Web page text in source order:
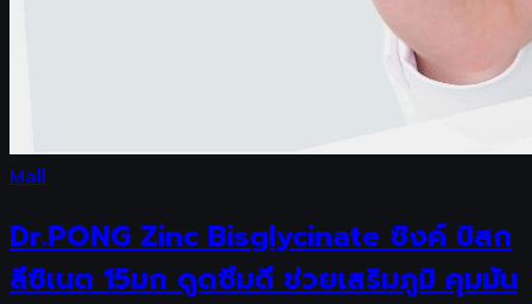
Mall
Dr.PONG Zinc Bisglycinate ซิงค์ บิสก
ลีซิเนต 15มก ดูดซึมดี ช่วยเสริมภูมิ คุมมัน